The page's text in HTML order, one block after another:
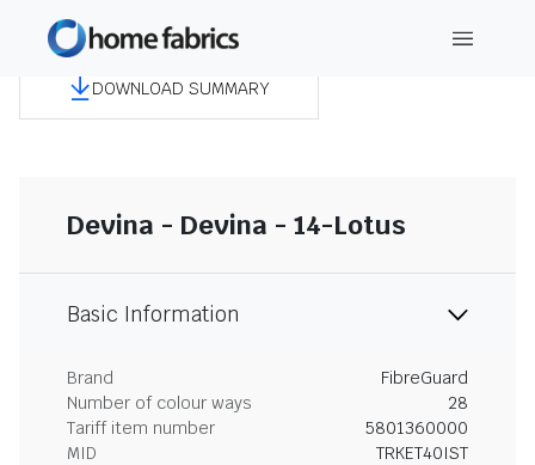
DOWNLOAD SUMMARY
Devina - Devina - 14-Lotus
Basic Information
Brand
FibreGuard
Number of colour ways
28
Tariff item number
5801360000
MID
TRKET40IST